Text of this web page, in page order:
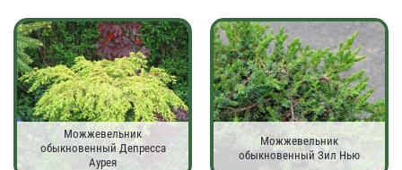
Можжевельник
обыкновенный Депресса
Аурея
Можжевельник
обыкновенный Зил Нью